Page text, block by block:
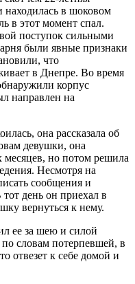
находилась в шоковом
в этот момент спал.
поступок сильными
были явные признаки
что
в Днепре. Во время
корпус
направлен на
она рассказала об
девушки, она
месяцев, но потом решила
Несмотря на
сообщения и
день он приехал в
вернуться к нему.
ее за шею и силой
по словам потерпевшей, в
отвезет к себе домой и